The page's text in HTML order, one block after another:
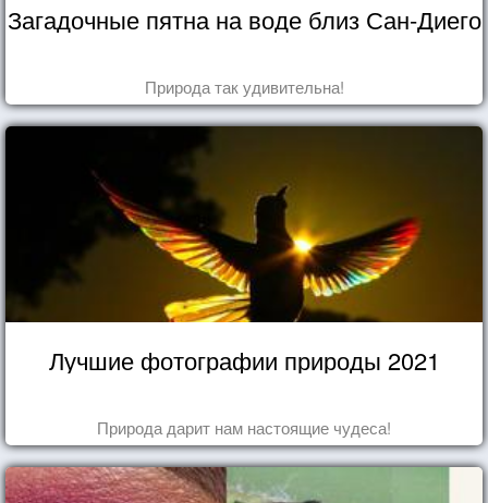
Загадочные пятна на воде близ Сан-Диего
Природа так удивительна!
Лучшие фотографии природы 2021
Природа дарит нам настоящие чудеса!